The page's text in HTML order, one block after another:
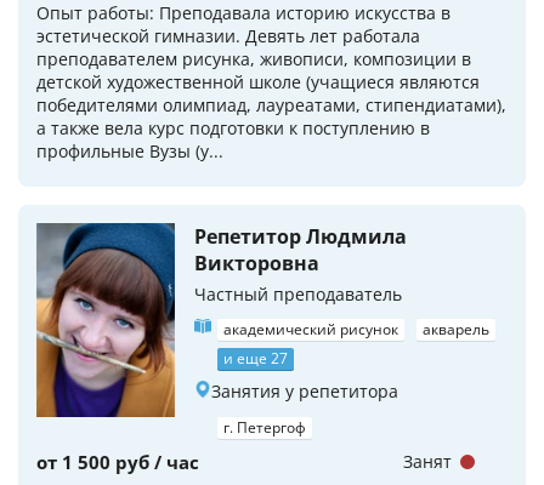
Опыт работы: Преподавала историю искусства в
эстетической гимназии. Девять лет работала
преподавателем рисунка, живописи, композиции в
детской художественной школе (учащиеся являются
победителями олимпиад, лауреатами, стипендиатами),
а также вела курс подготовки к поступлению в
профильные Вузы (у...
Репетитор Людмила
Викторовна
Частный преподаватель
академический рисунок
акварель
и еще 27
Занятия у репетитора
г. Петергоф
от 1 500 руб / час Занят